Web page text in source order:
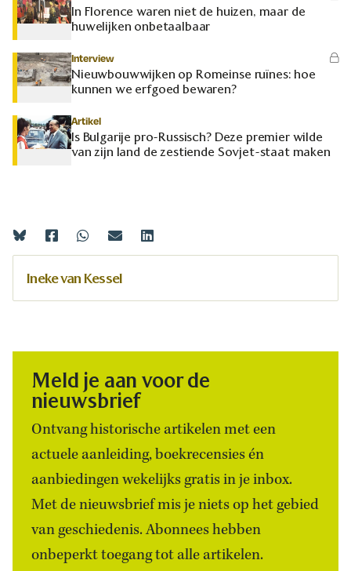
In Florence waren niet de huizen, maar de
huwelijken onbetaalbaar
Interview
Nieuwbouwwijken op Romeinse ruïnes: hoe
kunnen we erfgoed bewaren?
Artikel
Is Bulgarije pro-Russisch? Deze premier wilde
van zijn land de zestiende Sovjet-staat maken
Ineke van Kessel
Meld je aan voor de
nieuwsbrief
Ontvang historische artikelen met een
actuele aanleiding, boekrecensies én
aanbiedingen wekelijks gratis in je inbox.
Met de nieuwsbrief mis je niets op het gebied
van geschiedenis. Abonnees hebben
onbeperkt toegang tot alle artikelen.